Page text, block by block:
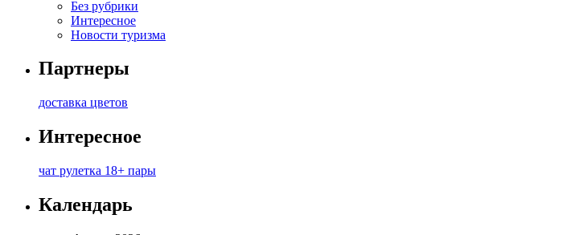
Без рубрики
Интересное
Новости туризма
Партнеры
доставка цветов
Интересное
чат рулетка 18+ пары
Календарь